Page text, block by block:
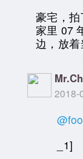
豪宅，拍
家里 07
边，放着
2018-
_1]